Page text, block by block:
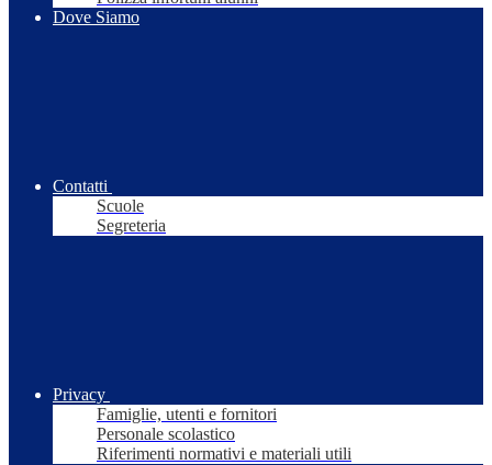
Dove Siamo
Contatti
Scuole
Segreteria
Privacy
Famiglie, utenti e fornitori
Personale scolastico
Riferimenti normativi e materiali utili